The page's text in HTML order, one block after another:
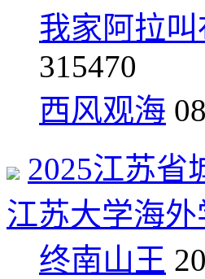
我家阿拉叫
315470
西风观海
2025江苏省
江苏大学海
终南山王